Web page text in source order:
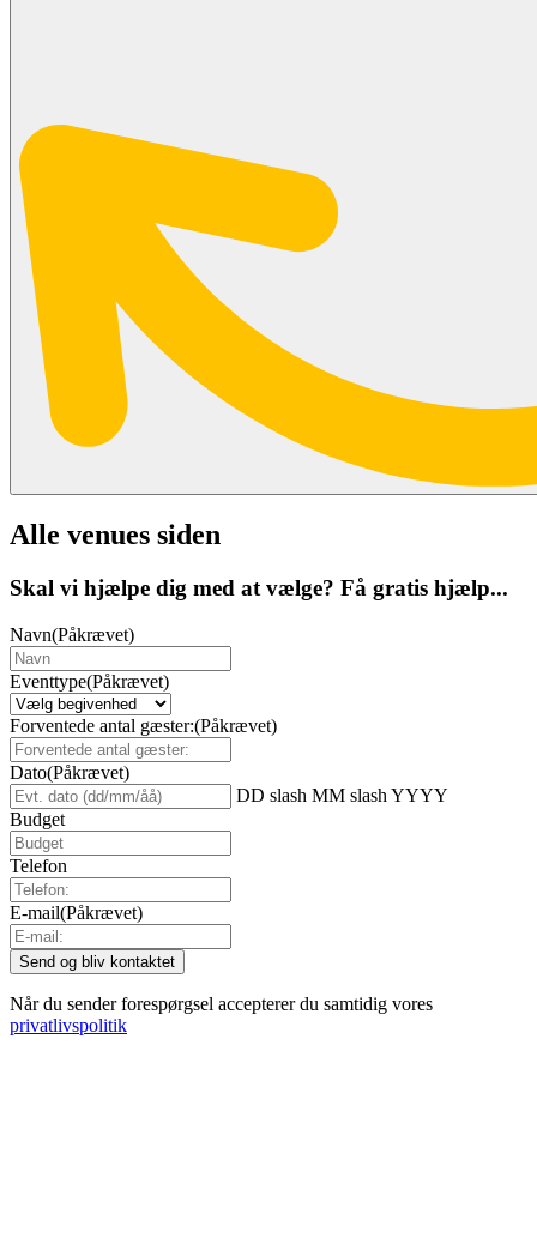
Alle venues siden
Skal vi hjælpe dig med at vælge? Få gratis hjælp...
Navn(Påkrævet)
Eventtype(Påkrævet)
Forventede antal gæster:(Påkrævet)
Dato(Påkrævet)
DD slash MM slash YYYY
Budget
Telefon
E-mail(Påkrævet)
Når du sender forespørgsel accepterer du samtidig vores
privatlivspolitik